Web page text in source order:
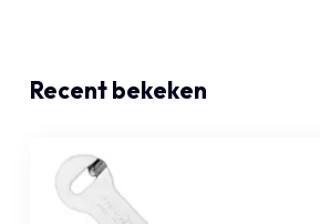
Recent bekeken